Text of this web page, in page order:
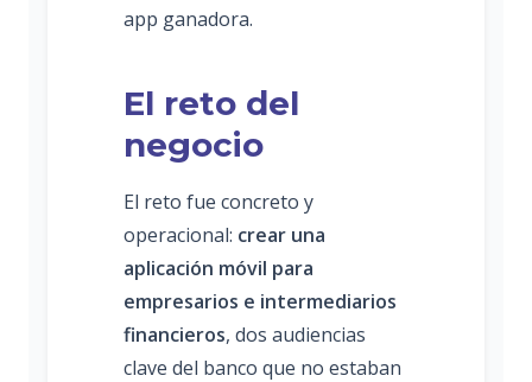
app ganadora.
El reto del
negocio
El reto fue concreto y
operacional: crear una
aplicación móvil para
empresarios e intermediarios
financieros, dos audiencias
clave del banco que no estaban